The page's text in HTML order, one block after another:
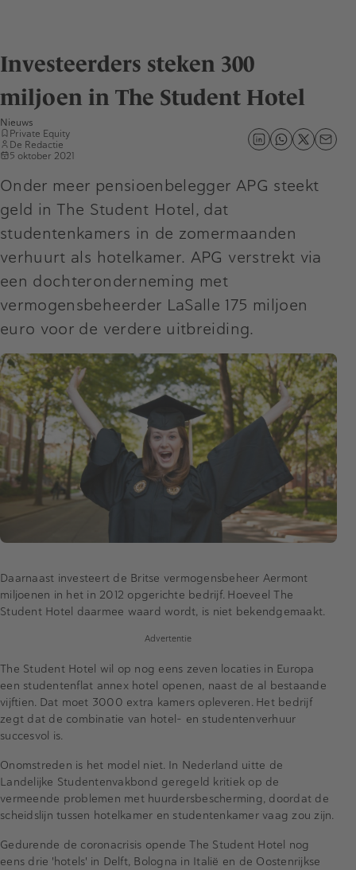
Investeerders steken 300
miljoen in The Student Hotel
Nieuws
Private Equity
De Redactie
5 oktober 2021
Onder meer pensioenbelegger APG steekt
geld in The Student Hotel, dat
studentenkamers in de zomermaanden
verhuurt als hotelkamer. APG verstrekt via
een dochteronderneming met
vermogensbeheerder LaSalle 175 miljoen
euro voor de verdere uitbreiding.
Daarnaast investeert de Britse vermogensbeheer Aermont
miljoenen in het in 2012 opgerichte bedrijf. Hoeveel The
Student Hotel daarmee waard wordt, is niet bekendgemaakt.
Advertentie
The Student Hotel wil op nog eens zeven locaties in Europa
een studentenflat annex hotel openen, naast de al bestaande
vijftien. Dat moet 3000 extra kamers opleveren. Het bedrijf
zegt dat de combinatie van hotel- en studentenverhuur
succesvol is.
Onomstreden is het model niet. In Nederland uitte de
Landelijke Studentenvakbond geregeld kritiek op de
vermeende problemen met huurdersbescherming, doordat de
scheidslijn tussen hotelkamer en studentenkamer vaag zou zijn.
Gedurende de coronacrisis opende The Student Hotel nog
eens drie 'hotels' in Delft, Bologna in Italië en de Oostenrijkse